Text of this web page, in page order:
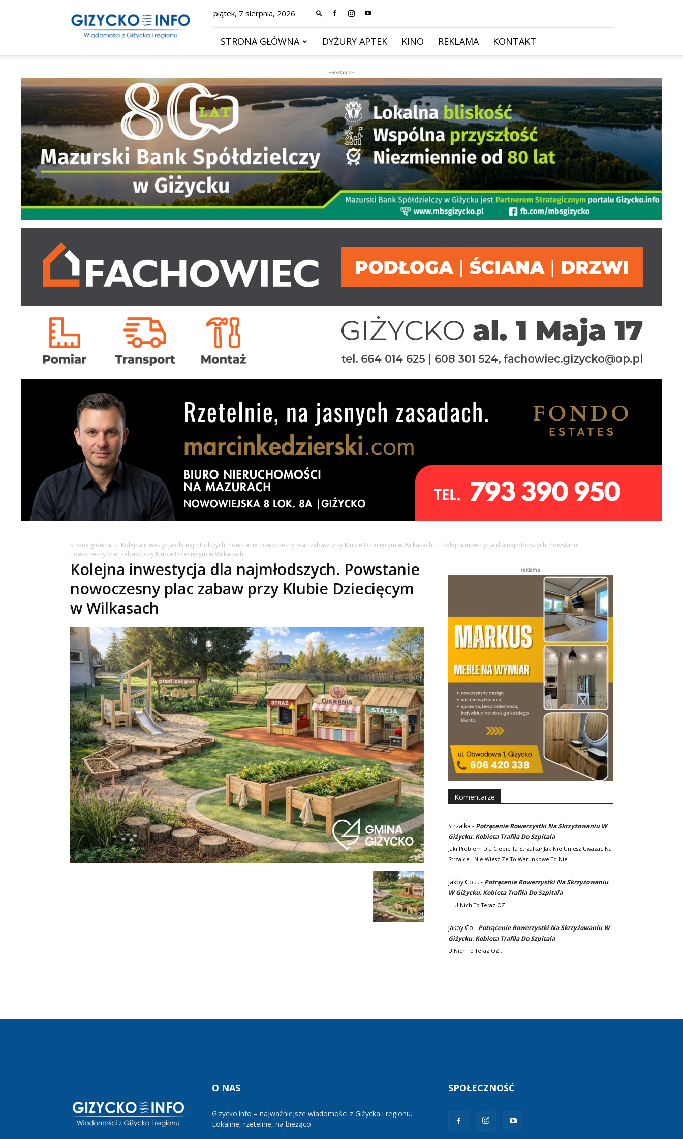
–
wiadomości
piątek, 7 sierpnia, 2026
STRONA GŁÓWNA DYŻURY APTEK KINO REKLAMA KONTAKT
-Reklama-
Strona główna Kolejna inwestycja dla najmłodszych. Powstanie nowoczesny plac zabaw przy Klubie Dziecięcym w Wilkasach
Kolejna inwestycja dla najmłodszych. Powstanie
nowoczesny plac zabaw przy Klubie Dziecięcym w Wilkasach
Kolejna inwestycja dla najmłodszych. Powstanie
nowoczesny plac zabaw przy Klubie Dziecięcym
w Wilkasach
reklama
Komentarze
Strzalka - Potrącenie Rowerzystki Na Skrzyżowaniu W
Giżycku. Kobieta Trafiła Do Szpitala
Jaki Problem Dla Ciebie Ta Strzalka? Jak Nie Uniesz Uwazac Na
Strzalce I Nie Wiesz Ze To Warunkowe To Nie…
Jakby Co.... - Potrącenie Rowerzystki Na Skrzyżowaniu
W Giżycku. Kobieta Trafiła Do Szpitala
... U Nich To Teraz OZI.
Jakby Co - Potrącenie Rowerzystki Na Skrzyżowaniu W
Giżycku. Kobieta Trafiła Do Szpitala
U Nich To Teraz OZI.
O NAS
Gizycko.info – najważniejsze wiadomości z Giżycka i regionu.
Lokalnie, rzetelnie, na bieżąco.
SPOŁECZNOŚĆ